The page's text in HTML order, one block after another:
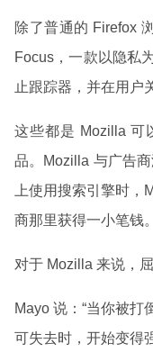
除了普通的 Firefox
Focus，一款以隐私
止跟踪器，并在用户
这些都是 Mozilla 可
品。Mozilla 与广告
上使用搜索引擎时
商那里获得一小笔钱。
对于 Mozilla 来说，
Mayo 说：“当你被
可失去时，开始变得